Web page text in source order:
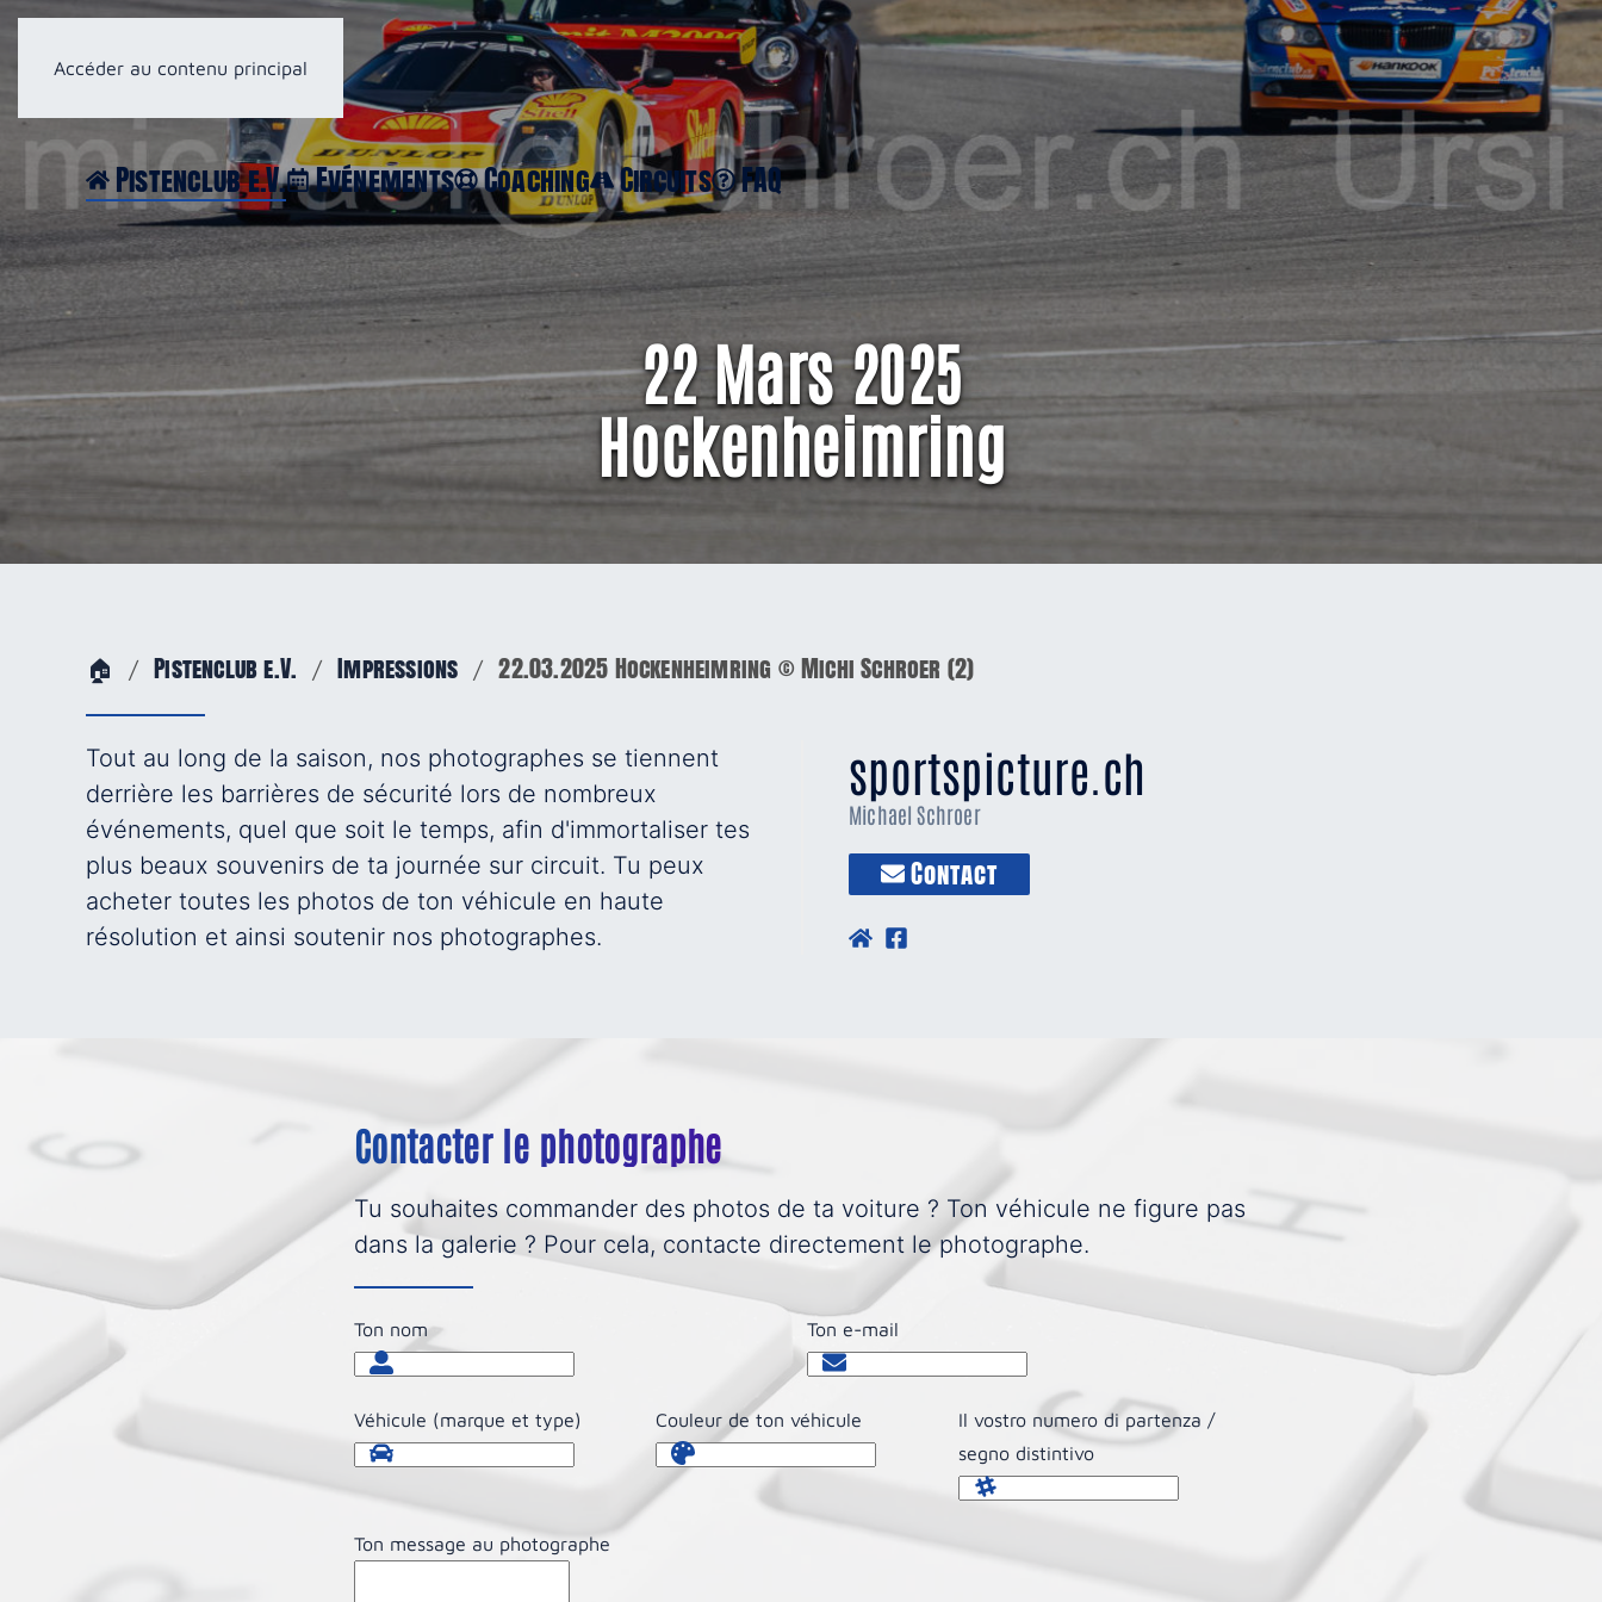
Accéder au contenu principal FR Connexcion / Inscription
Pistenclub e.V. Evénements Coaching Circuits FAQ
22 Mars 2025
Hockenheimring
🏠 Pistenclub e.V. Impressions 22.03.2025 Hockenheimring © Michi Schroer (2)
Tout au long de la saison, nos photographes se tiennent
derrière les barrières de sécurité lors de nombreux
événements, quel que soit le temps, afin d'immortaliser tes
plus beaux souvenirs de ta journée sur circuit. Tu peux
acheter toutes les photos de ton véhicule en haute
résolution et ainsi soutenir nos photographes.
sportspicture.ch
Michael Schroer
Contact
Contacter le photographe
Tu souhaites commander des photos de ta voiture ? Ton véhicule ne figure pas
dans la galerie ? Pour cela, contacte directement le photographe.
Ton nom Ton e-mail
Véhicule (marque et type) Couleur de ton véhicule
Il vostro numero di partenza /
segno distintivo
Ton message au photographe